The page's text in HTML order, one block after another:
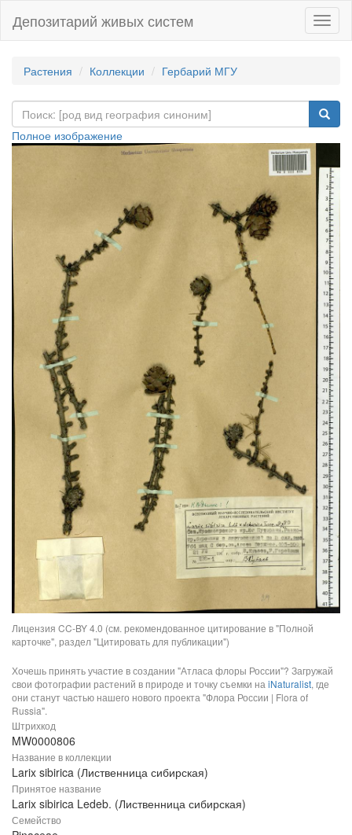
Депозитарий живых систем
Растения Коллекции Гербарий МГУ
Полное изображение
Лицензия CC-BY 4.0 (см. рекомендованное цитирование в "Полной
карточке", раздел "Цитировать для публикации")
Хочешь принять участие в создании "Атласа флоры России"? Загружай
свои фотографии растений в природе и точку съемки наiNaturalist, где
они станут частью нашего нового проекта "Флора России | Flora of
Russia".
Штрихкод
MW0000806
Название в коллекции
Larix sibirica (Лиственница сибирская)
Принятое название
Larix sibirica Ledeb. (Лиственница сибирская)
Семейство